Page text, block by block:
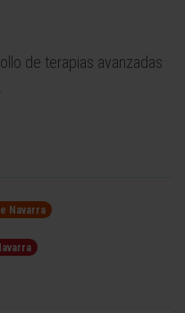
de terapias avanzadas
Navarra